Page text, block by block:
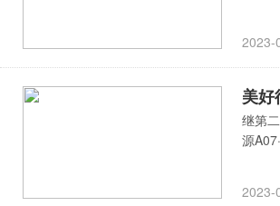
2023-
美好
继第
源
2023-